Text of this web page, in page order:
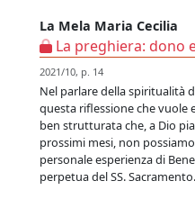
La Mela Maria Cecilia
La preghiera: dono
2021/10, p. 14
Nel parlare della spiritualità
questa riflessione che vuole
ben strutturata che, a Dio
prossimi mesi, non
personale esperienza di
perpetua del SS. Sacramento.